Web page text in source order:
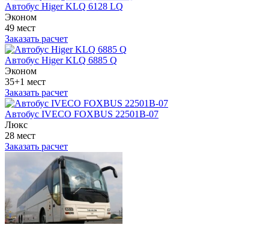
Автобус Higer KLQ 6128 LQ
Эконом
49 мест
Заказать расчет
Автобус Higer KLQ 6885 Q
Эконом
35+1 мест
Заказать расчет
Автобус IVECO FOXBUS 22501В-07
Люкс
28 мест
Заказать расчет